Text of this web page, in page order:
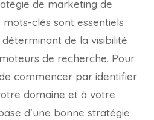
de marketing de
clés sont essentiels
de la visibilité
de recherche. Pour
commencer par identifier
domaine et à votre
d’une bonne stratégie